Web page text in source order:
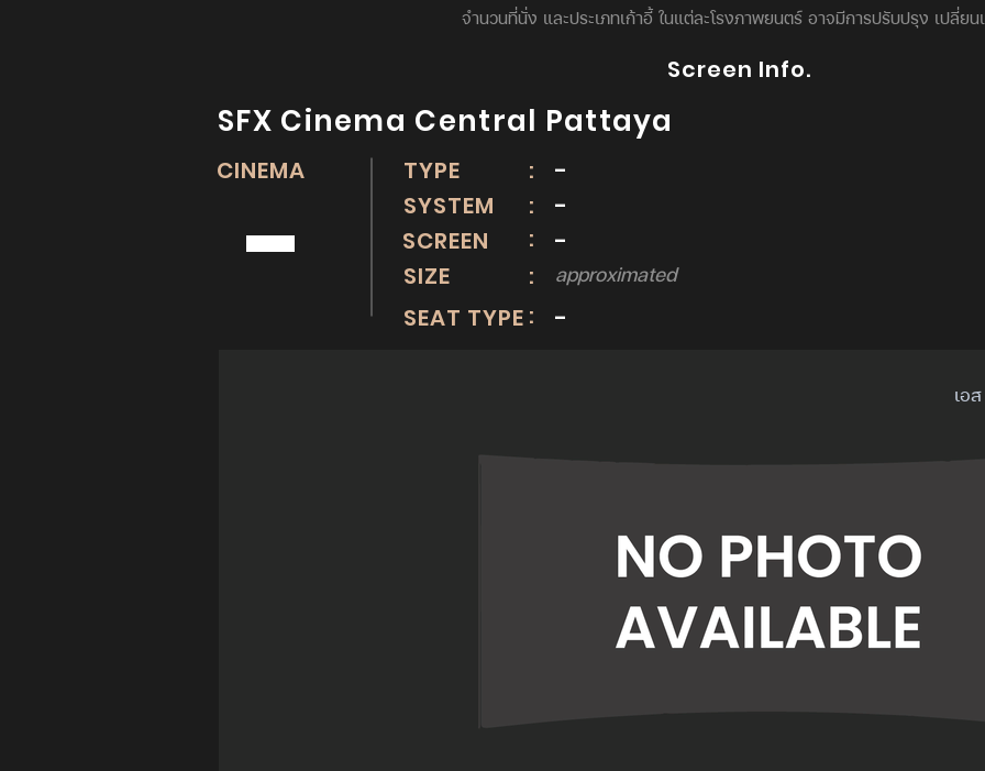
จำนวนที่นั่ง และประเภทเก้าอี้ ในแต่ละโรงภาพยนตร์ อาจมีการปรับปรุง เปลี่ย
Screen Info.
SFX Cinema Central Pattaya
TYPE
SYSTEM
SCREEN
SEAT TYPE
-
CINEMA
:
:
:
:
SIZE :
-
-
-
approximated
-
เอ